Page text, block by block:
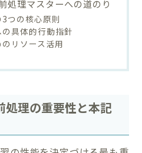
処理マスターへの道のり
つの核心原則
具体的行動指針
リソース活用
処理の重要性と本記